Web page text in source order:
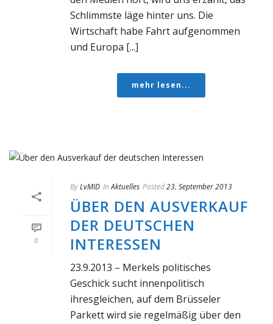
Schlimmste läge hinter uns. Die
Wirtschaft habe Fahrt aufgenommen
und Europa [...]
mehr lesen...
0
ByLvMID In Aktuelles Posted23. September 2013
ÜBER DEN AUSVERKAUF
DER DEUTSCHEN
INTERESSEN
23.9.2013 – Merkels politisches
Geschick sucht innenpolitisch
ihresgleichen, auf dem Brüsseler
Parkett wird sie regelmäßig über den